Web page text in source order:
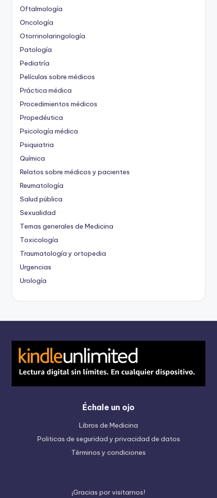
Oftalmología
Oncología
Otorrinolaringología
Patología
Pediatría
Películas sobre médicos
Práctica médica
Procedimientos médicos
Propedéutica
Psicología médica
Psiquiatria
Química
Relatos sobre médicos y pacientes
Reumatología
Salud pública
Sexualidad
Temas generales de Medicina
Toxicología
Traumatología y ortopedia
Urgencias
Urología
Échale un ojo
Libros de Medicina
Politicas de seguridad y privacidad de datos
Términos y condiciones
¡Gracias porvisitarnos!